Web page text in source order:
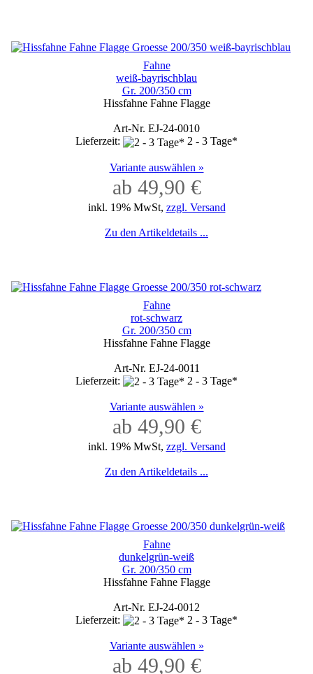
Fahne
weiß-bayrischblau
Gr. 200/350 cm
Hissfahne Fahne Flagge
Art-Nr. EJ-24-0010
Lieferzeit:
2 - 3 Tage*
Variante auswählen »
ab 49,90 €
inkl. 19% MwSt, zzgl. Versand
Zu den Artikeldetails ...
Fahne
rot-schwarz
Gr. 200/350 cm
Hissfahne Fahne Flagge
Art-Nr. EJ-24-0011
Lieferzeit:
2 - 3 Tage*
Variante auswählen »
ab 49,90 €
inkl. 19% MwSt, zzgl. Versand
Zu den Artikeldetails ...
Fahne
dunkelgrün-weiß
Gr. 200/350 cm
Hissfahne Fahne Flagge
Art-Nr. EJ-24-0012
Lieferzeit:
2 - 3 Tage*
Variante auswählen »
ab 49,90 €